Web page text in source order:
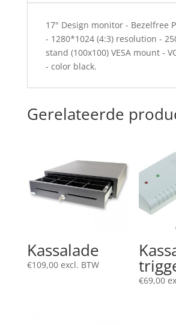
17" Design monitor - Bezelfree
- 1280*1024 (4:3) resolution -
stand (100x100) VESA mount -
- color black.
Gerelateerde
Kassalade
€109,00 excl. BTW
€69,00